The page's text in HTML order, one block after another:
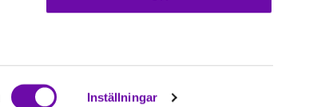
Inställningar